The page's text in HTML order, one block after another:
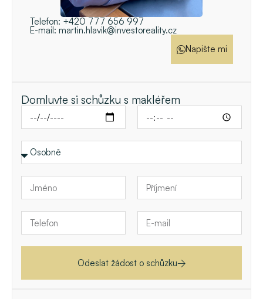
Telefon: +420 777 656 997
E-mail: martin.hlavik@investoreality.cz
Napište mi
Domluvte si schůzku s makléřem
Odeslat žádost o schůzku